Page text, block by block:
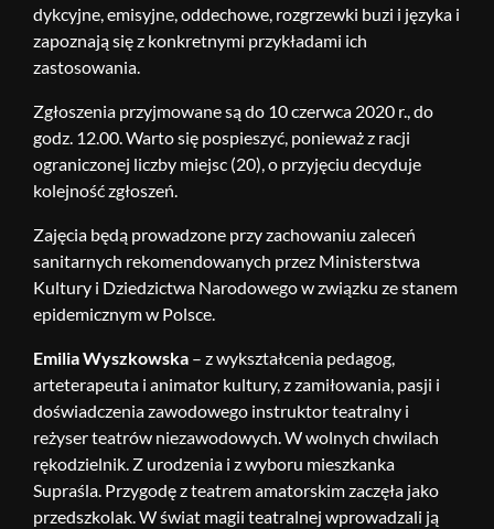
dykcyjne, emisyjne, oddechowe, rozgrzewki buzi i języka i
zapoznają się z konkretnymi przykładami ich
zastosowania.
Zgłoszenia przyjmowane są do 10 czerwca 2020 r., do
godz. 12.00. Warto się pospieszyć, ponieważ z racji
ograniczonej liczby miejsc (20), o przyjęciu decyduje
kolejność zgłoszeń.
Zajęcia będą prowadzone przy zachowaniu zaleceń
sanitarnych rekomendowanych przez Ministerstwa
Kultury i Dziedzictwa Narodowego w związku ze stanem
epidemicznym w Polsce.
Emilia Wyszkowska – z wykształcenia pedagog,
arteterapeuta i animator kultury, z zamiłowania, pasji i
doświadczenia zawodowego instruktor teatralny i
reżyser teatrów niezawodowych. W wolnych chwilach
rękodzielnik. Z urodzenia i z wyboru mieszkanka
Supraśla. Przygodę z teatrem amatorskim zaczęła jako
przedszkolak. W świat magii teatralnej wprowadzali ją